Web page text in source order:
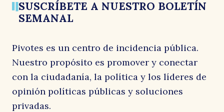
SUSCRÍBETE A NUESTRO BOLETÍN
SEMANAL
Pivotes es un centro de incidencia pública.
Nuestro propósito es promover y conectar
con la ciudadanía, la política y los líderes de
opinión políticas públicas y soluciones
privadas.